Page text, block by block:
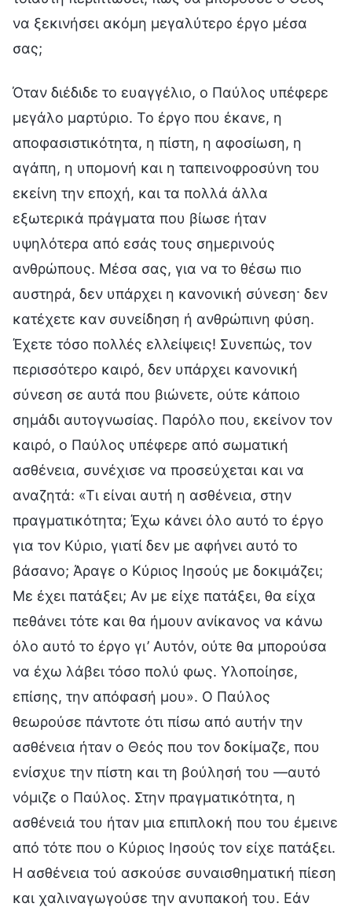
να ξεκινήσει ακόμη μεγαλύτερο έργο μέσα
σας;
Όταν διέδιδε το ευαγγέλιο, ο Παύλος υπέφερε
μεγάλο μαρτύριο. Το έργο που έκανε, η
αποφασιστικότητα, η πίστη, η αφοσίωση, η
αγάπη, η υπομονή και η ταπεινοφροσύνη του
εκείνη την εποχή, και τα πολλά άλλα
εξωτερικά πράγματα που βίωσε ήταν
υψηλότερα από εσάς τους σημερινούς
ανθρώπους. Μέσα σας, για να το θέσω πιο
αυστηρά, δεν υπάρχει η κανονική σύνεση· δεν
κατέχετε καν συνείδηση ή ανθρώπινη φύση.
Έχετε τόσο πολλές ελλείψεις! Συνεπώς, τον
περισσότερο καιρό, δεν υπάρχει κανονική
σύνεση σε αυτά που βιώνετε, ούτε κάποιο
σημάδι αυτογνωσίας. Παρόλο που, εκείνον τον
καιρό, ο Παύλος υπέφερε από σωματική
ασθένεια, συνέχισε να προσεύχεται και να
αναζητά: «Τι είναι αυτή η ασθένεια, στην
πραγματικότητα; Έχω κάνει όλο αυτό το έργο
για τον Κύριο, γιατί δεν με αφήνει αυτό το
βάσανο; Άραγε ο Κύριος Ιησούς με δοκιμάζει;
Με έχει πατάξει; Αν με είχε πατάξει, θα είχα
πεθάνει τότε και θα ήμουν ανίκανος να κάνω
όλο αυτό το έργο γι’ Αυτόν, ούτε θα μπορούσα
να έχω λάβει τόσο πολύ φως. Υλοποίησε,
επίσης, την απόφασή μου». Ο Παύλος
θεωρούσε πάντοτε ότι πίσω από αυτήν την
ασθένεια ήταν ο Θεός που τον δοκίμαζε, που
ενίσχυε την πίστη και τη βούλησή του —αυτό
νόμιζε ο Παύλος. Στην πραγματικότητα, η
ασθένειά του ήταν μια επιπλοκή που του έμεινε
από τότε που ο Κύριος Ιησούς τον είχε πατάξει.
Η ασθένεια τού ασκούσε συναισθηματική πίεση
και χαλιναγωγούσε την ανυπακοή του. Εάν